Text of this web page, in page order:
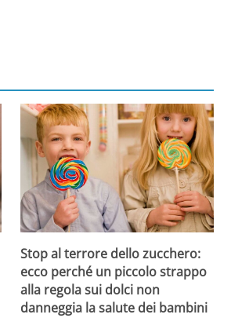
Stop al terrore dello zucchero:
ecco perché un piccolo strappo
alla regola sui dolci non
danneggia la salute dei bambini